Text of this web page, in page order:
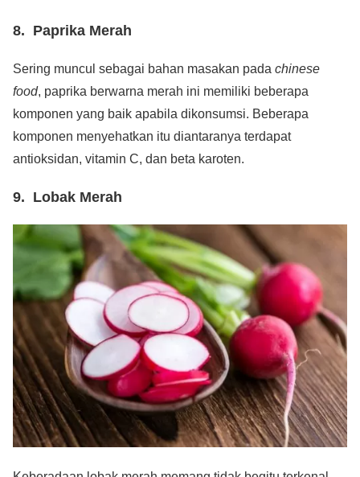
8. Paprika Merah
Sering muncul sebagai bahan masakan pada chinese
food, paprika berwarna merah ini memiliki beberapa
komponen yang baik apabila dikonsumsi. Beberapa
komponen menyehatkan itu diantaranya terdapat
antioksidan, vitamin C, dan beta karoten.
9. Lobak Merah